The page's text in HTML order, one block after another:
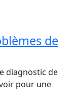
de
diagnostic de
pour une